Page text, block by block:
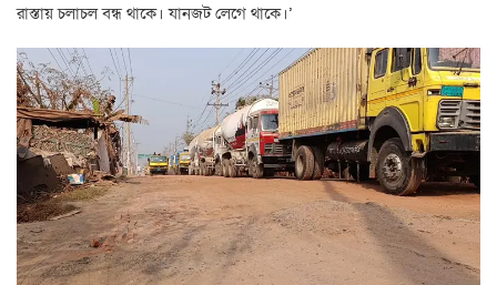
রাস্তায় চলাচল বন্ধ থাকে। যানজট লেগে থাকে।’